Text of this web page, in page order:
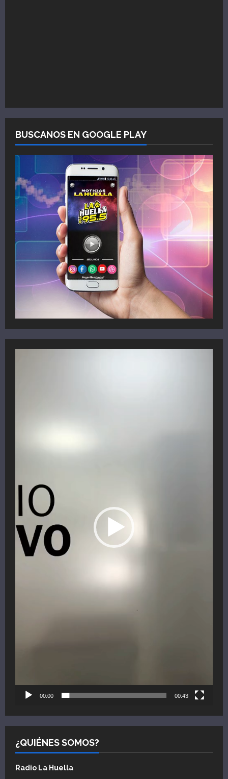
BUSCANOS EN GOOGLE PLAY
00:00 00:43
¿QUIÉNES SOMOS?
Radio La Huella